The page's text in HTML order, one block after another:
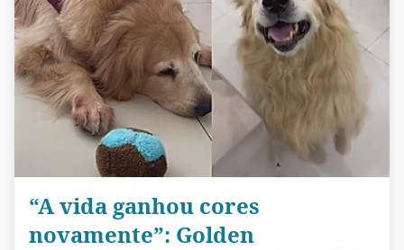
“A vida ganhou cores
novamente”: Golden